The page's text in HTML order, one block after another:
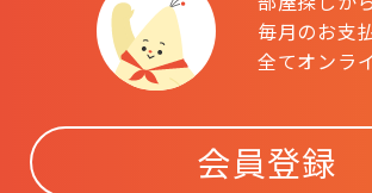
毎月のお支
全てオンラ
会員登録